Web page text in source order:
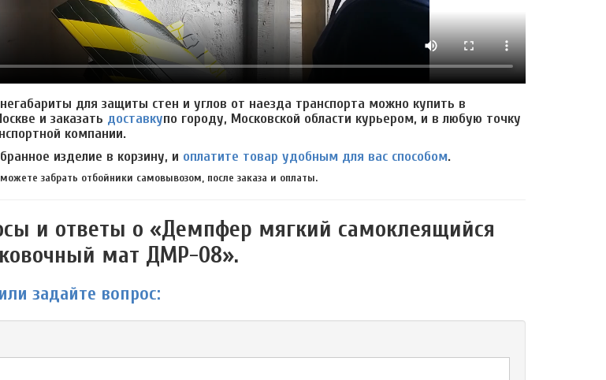
для защиты стен и углов от наезда транспорта можно купить в
и заказать доставкупо городу, Московской области курьером, и в любую точку
компании.
изделие в корзину, и оплатите товар удобным для вас способом.
забрать отбойники самовывозом, после заказа и оплаты.
и ответы о «Демпфер мягкий самоклеящийся
мат ДМР-08».
задайте вопрос: